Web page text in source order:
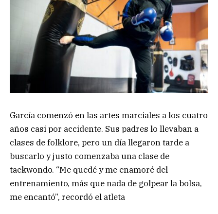
García comenzó en las artes marciales a los cuatro
años casi por accidente. Sus padres lo llevaban a
clases de folklore, pero un día llegaron tarde a
buscarlo y justo comenzaba una clase de
taekwondo. “Me quedé y me enamoré del
entrenamiento, más que nada de golpear la bolsa,
me encantó”, recordó el atleta